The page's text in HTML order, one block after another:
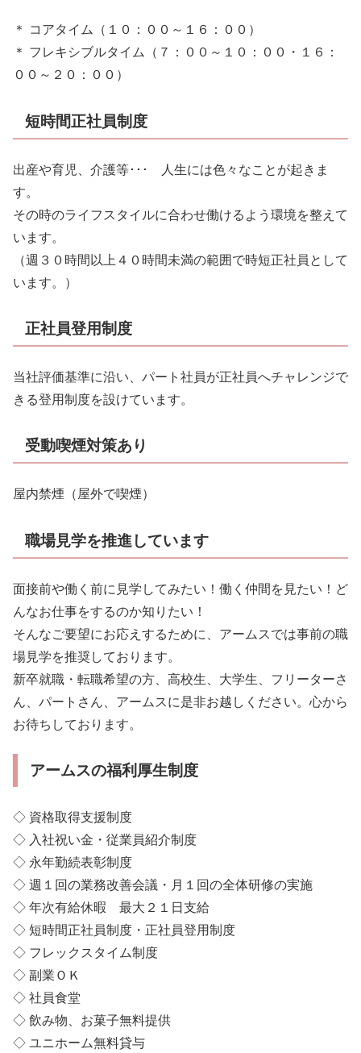
＊ コアタイム（１０：００～１６：００）
＊ フレキシブルタイム（７：００～１０：００・１６：
００～２０：００）
短時間正社員制度
出産や育児、介護等･･･ 人生には色々なことが起きま
す。
その時のライフスタイルに合わせ働けるよう環境を整えて
います。
（週３０時間以上４０時間未満の範囲で時短正社員として
います。）
正社員登用制度
当社評価基準に沿い、パート社員が正社員へチャレンジで
きる登用制度を設けています。
受動喫煙対策あり
屋内禁煙（屋外で喫煙）
職場見学を推進しています
面接前や働く前に見学してみたい！働く仲間を見たい！ど
んなお仕事をするのか知りたい！
そんなご要望にお応えするために、アームスでは事前の職
場見学を推奨しております。
新卒就職・転職希望の方、高校生、大学生、フリーターさ
ん、パートさん、アームスに是非お越しください。心から
お待ちしております。
アームスの福利厚生制度
◇ 資格取得支援制度
◇ 入社祝い金・従業員紹介制度
◇ 永年勤続表彰制度
◇ 週１回の業務改善会議・月１回の全体研修の実施
◇ 年次有給休暇 最大２１日支給
◇ 短時間正社員制度・正社員登用制度
◇ フレックスタイム制度
◇ 副業ＯＫ
◇ 社員食堂
◇ 飲み物、お菓子無料提供
◇ ユニホーム無料貸与